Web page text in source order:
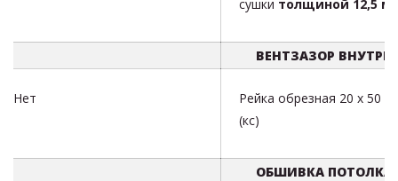
сушки толщиной 12,5
ВЕНТЗАЗОР ВНУТРИ
Нет
Рейка обрезная 20 х 50
(кс)
ОБШИВКА ПОТОЛКА